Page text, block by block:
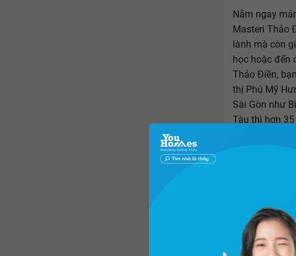
Nằm ngay
Masteri Thảo
lành mà còn
học hoặc đến
Thảo Điền,
thị Phú Mỹ
Sài Gòn như
Tàu thì hơn
Trong số
tâm quận 2,